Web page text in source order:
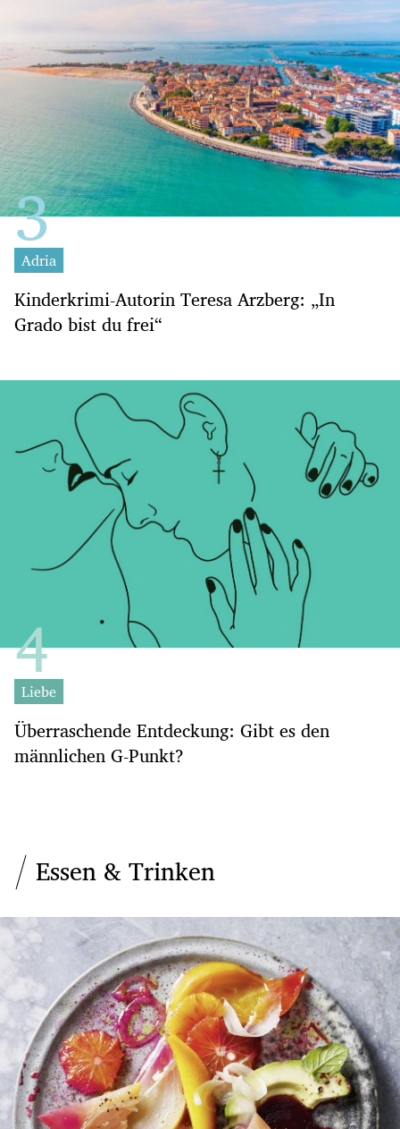
Adria
Kinderkrimi-Autorin Teresa Arzberg: „In
Grado bist du frei“
Liebe
Überraschende Entdeckung: Gibt es den
männlichen G-Punkt?
Essen & Trinken